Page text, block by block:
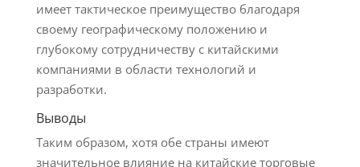
имеет тактическое преимущество благодаря
своему географическому положению и
глубокому сотрудничеству с китайскими
компаниями в области технологий и
разработки.
Выводы
Таким образом, хотя обе страны имеют
значительное влияние на китайские торговые